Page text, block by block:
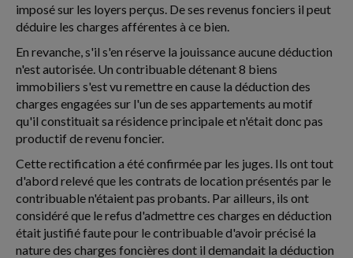
imposé sur les loyers perçus. De ses revenus fonciers il peut
déduire les charges afférentes à ce bien.
En revanche, s'il s'en réserve la jouissance aucune déduction
n'est autorisée. Un contribuable détenant 8 biens
immobiliers s'est vu remettre en cause la déduction des
charges engagées sur l'un de ses appartements au motif
qu'il constituait sa résidence principale et n'était donc pas
productif de revenu foncier.
Cette rectification a été confirmée par les juges. Ils ont tout
d'abord relevé que les contrats de location présentés par le
contribuable n'étaient pas probants. Par ailleurs, ils ont
considéré que le refus d'admettre ces charges en déduction
était justifié faute pour le contribuable d'avoir précisé la
nature des charges foncières dont il demandait la déduction